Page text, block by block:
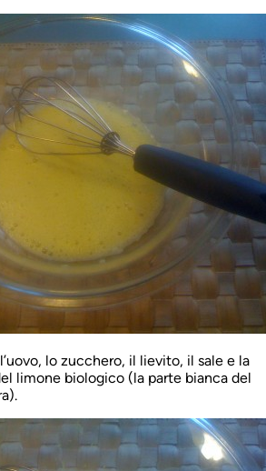
lo zucchero, il lievito, il sale e la
limone biologico (la parte bianca del